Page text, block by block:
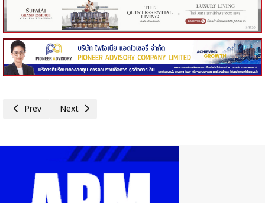
Previous article: ผู้บริหารซื้อ-ขายหุ้น 6 ตุลาคม พ.ศ.2568
Prev Next article: ผู้บริหารซื้อ-ขายหุ้น 2 ตุลาคม พ.ศ.2568
Next